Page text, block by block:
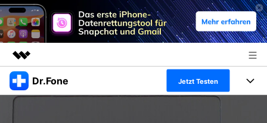
Top-Produkte
KI-gestützte digitale Kreativität
Dr.Fone Jetzt Testen